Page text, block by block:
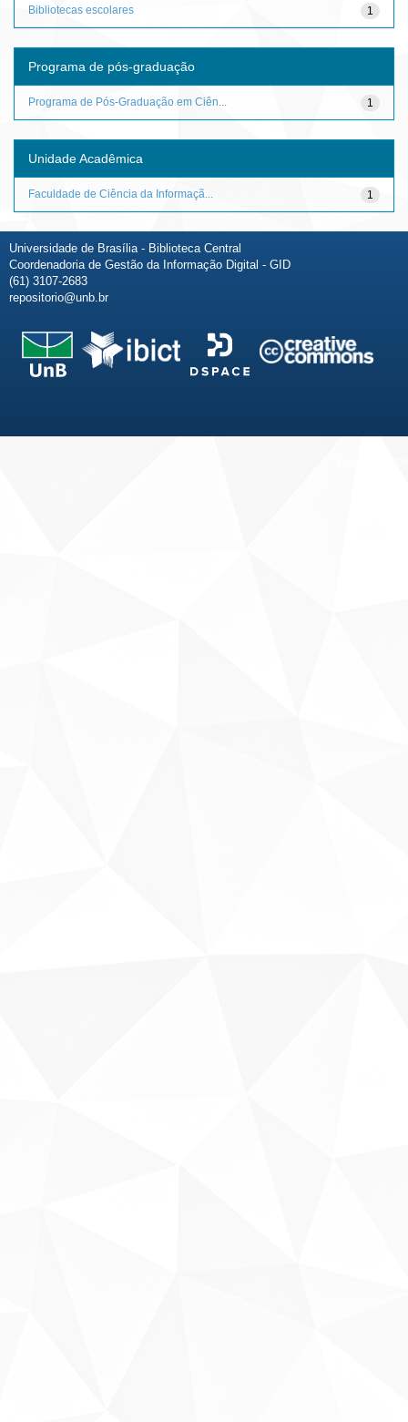
1
Bibliotecas escolares
Programa de pós-graduação
1
Programa de Pós-Graduação em Ciên...
Unidade Acadêmica
1
Faculdade de Ciência da Informaçã...
Universidade de Brasília - Biblioteca Central
Coordenadoria de Gestão da Informação Digital - GID
(61) 3107-2683
repositorio@unb.br